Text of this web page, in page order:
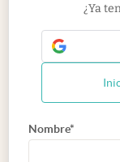
¿Ya
Nombre*